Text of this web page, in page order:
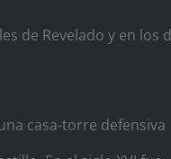
de Revelado y en los
casa-torre defensiva